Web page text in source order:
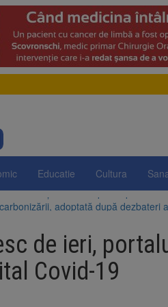
Educatie Cultura
adoptată după dezbateri
adoptată de Senat cu
SUA și Cuba vin la Brașov Jazz &
acordă Ucrainei încă 1,4
ajuns la 11,68 lei în unele benzinării
la Zărnești. Recital special pe
de ieri,
Covid-19